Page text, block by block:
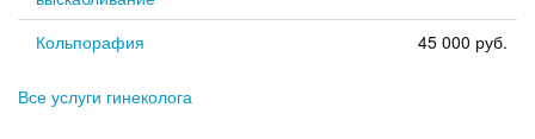
Кольпорафия 45 000 руб.
Все услуги гинеколога